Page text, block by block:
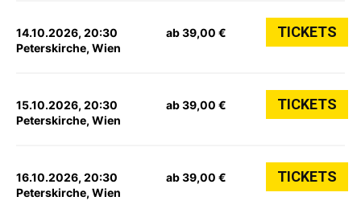
14.10.2026, 20:30
Peterskirche, Wien
ab 39,00 € TICKETS
15.10.2026, 20:30
Peterskirche, Wien
ab 39,00 € TICKETS
16.10.2026, 20:30
Peterskirche, Wien
ab 39,00 € TICKETS